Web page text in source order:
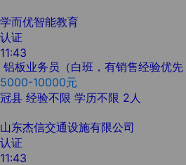
学而优智能教育
认证
11:43
铝板业务员（白班，有销售经验优先
5000-10000元
冠县 经验不限 学历不限 2人
山东杰信交通设施有限公司
认证
11:43